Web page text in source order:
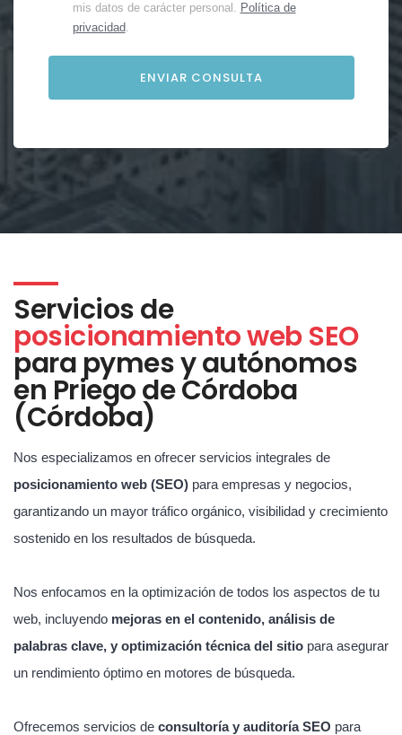
mis datos de carácter personal. Política de
privacidad.
Servicios de
posicionamiento web SEO
para pymes y autónomos
en Priego de Córdoba
(Córdoba)
Nos especializamos en ofrecer servicios integrales de
posicionamiento web (SEO) para empresas y negocios,
garantizando un mayor tráfico orgánico, visibilidad y crecimiento
sostenido en los resultados de búsqueda.
Nos enfocamos en la optimización de todos los aspectos de tu
web, incluyendo mejoras en el contenido, análisis de
palabras clave, y optimización técnica del sitio para asegurar
un rendimiento óptimo en motores de búsqueda.
Ofrecemos servicios de consultoría y auditoría SEO para